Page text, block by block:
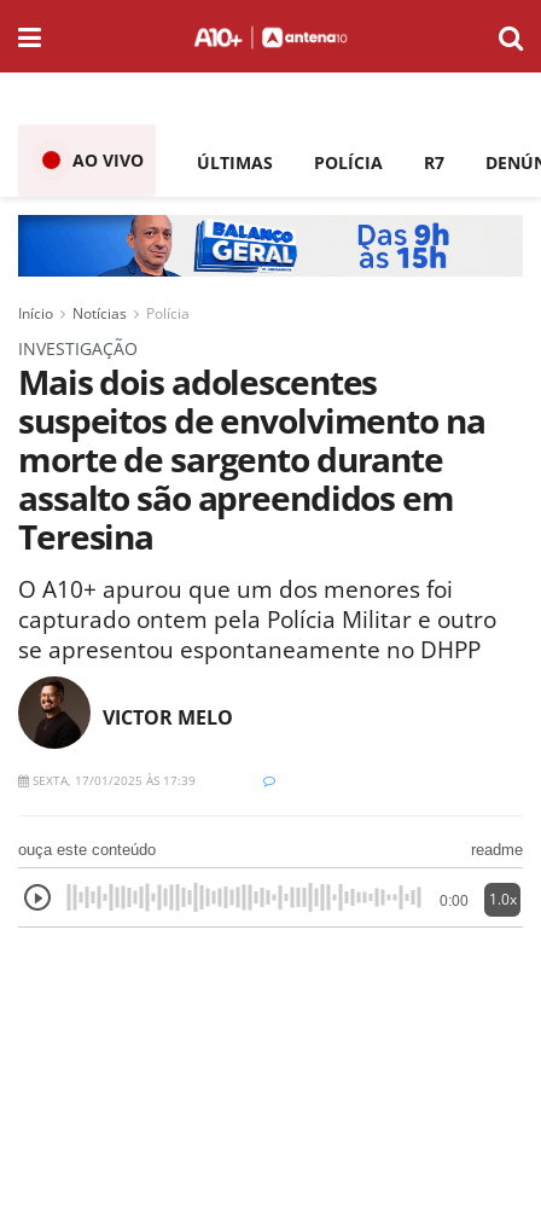
AO VIVO ÚLTIMAS POLÍCIA R7
Início Notícias Polícia
INVESTIGAÇÃO
Mais dois adolescentes
suspeitos de envolvimento na
morte de sargento durante
assalto são apreendidos em
Teresina
O A10+ apurou que um dos menores foi
capturado ontem pela Polícia Militar e outro
se apresentou espontaneamente no DHPP
VICTOR MELO
SEXTA, 17/01/2025 ÀS 17:39
ouça este conteúdo readme
0:00 1.0x